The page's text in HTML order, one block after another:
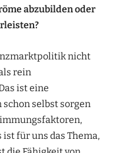
abzubildenoder
nicht
rein
ist eine
selbst sorgen
für uns das Thema,